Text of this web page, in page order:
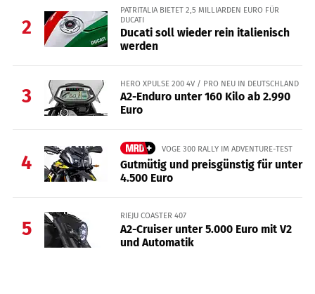
2
PATRITALIA BIETET 2,5 MILLIARDEN EURO FÜR
DUCATI
Ducati soll wieder rein italienisch
werden
3
HERO XPULSE 200 4V / PRO NEU IN DEUTSCHLAND
A2-Enduro unter 160 Kilo ab 2.990
Euro
4
VOGE 300 RALLY IM ADVENTURE-TEST
Gutmütig und preisgünstig für unter
4.500 Euro
5
RIEJU COASTER 407
A2-Cruiser unter 5.000 Euro mit V2
und Automatik